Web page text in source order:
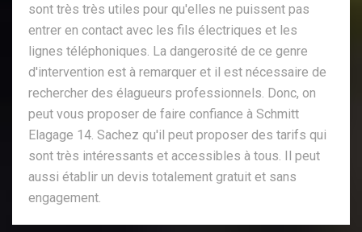
sont très très utiles pour qu'elles ne puissent pas
entrer en contact avec les fils électriques et les
lignes téléphoniques. La dangerosité de ce genre
d'intervention est à remarquer et il est nécessaire de
rechercher des élagueurs professionnels. Donc, on
peut vous proposer de faire confiance à Schmitt
Elagage 14. Sachez qu'il peut proposer des tarifs qui
sont très intéressants et accessibles à tous. Il peut
aussi établir un devis totalement gratuit et sans
engagement.